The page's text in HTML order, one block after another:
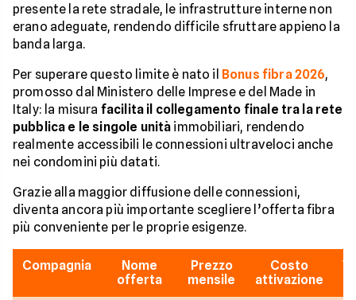
presente la rete stradale, le infrastrutture interne non
erano adeguate, rendendo difficile sfruttare appieno la
banda larga.
Per superare questo limite è nato il Bonus fibra 2026,
promosso dal Ministero delle Imprese e del Made in
Italy: la misura facilita il collegamento finale tra la rete
pubblica e le singole unità immobiliari, rendendo
realmente accessibili le connessioni ultraveloci anche
nei condomini più datati.
Grazie alla maggior diffusione delle connessioni,
diventa ancora più importante scegliere l’offerta fibra
più conveniente per le proprie esigenze.
Compagnia
Nome
offerta
Prezzo
mensile
Costo
attivazione